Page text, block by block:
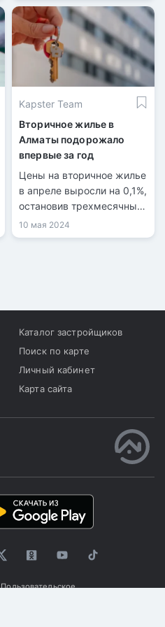
«вторички» снизилась на
0,4%.
Kapster Team
Вторичное жилье в
Алматы подорожало
впервые за год
Цены на вторичное жилье
в апреле выросли на 0,1%,
остановив трехмесячный
тренд снижения, согласно
данным БНС АСПиР РК.
10 мая 2024
Каталог застройщиков
Поиск по карте
Личный кабинет
Карта сайта
Пользовательское